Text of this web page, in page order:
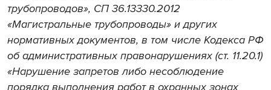
трубопроводов», СП 36.13330.2012
«Магистральные трубопроводы» и других
нормативных документов, в том числе Кодекса РФ
об административных правонарушениях (ст. 11.20.1)
«Нарушение запретов либо несоблюдение
порядка выполнения работ в охранных зонах